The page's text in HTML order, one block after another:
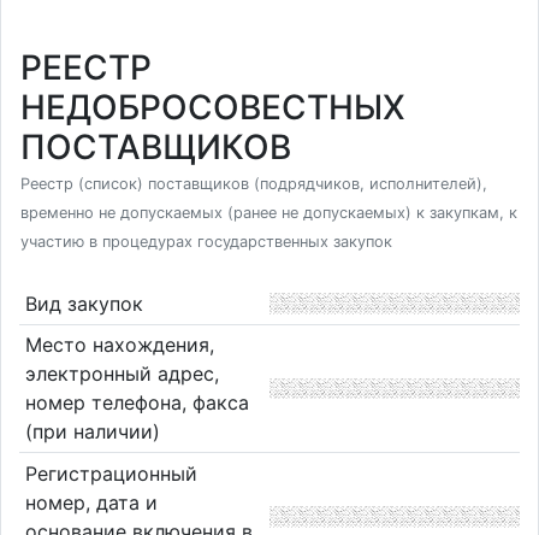
РЕЕСТР
НЕДОБРОСОВЕСТНЫХ
ПОСТАВЩИКОВ
Реестр (список) поставщиков (подрядчиков, исполнителей),
временно не допускаемых (ранее не допускаемых) к закупкам, к
участию в процедурах государственных закупок
Вид закупок
Место нахождения,
электронный адрес,
номер телефона, факса
(при наличии)
Регистрационный
номер, дата и